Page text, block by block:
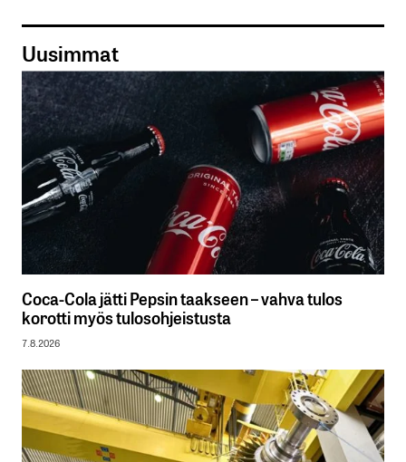
Uusimmat
Coca-Cola jätti Pepsin taakseen – vahva tulos
korotti myös tulosohjeistusta
7.8.2026